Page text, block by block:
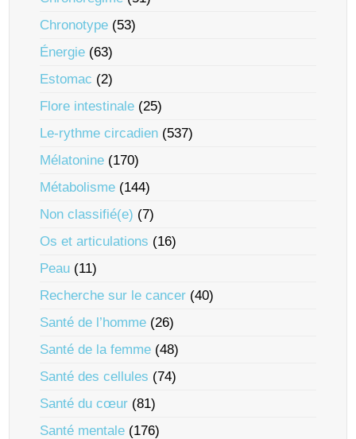
Chronotype (53)
Énergie (63)
Estomac (2)
Flore intestinale (25)
Le-rythme circadien (537)
Mélatonine (170)
Métabolisme (144)
Non classifié(e) (7)
Os et articulations (16)
Peau (11)
Recherche sur le cancer (40)
Santé de l’homme (26)
Santé de la femme (48)
Santé des cellules (74)
Santé du cœur (81)
Santé mentale (176)